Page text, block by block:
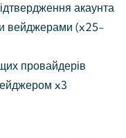
акаунта
вейджерами (x25-
провайдерів
x3